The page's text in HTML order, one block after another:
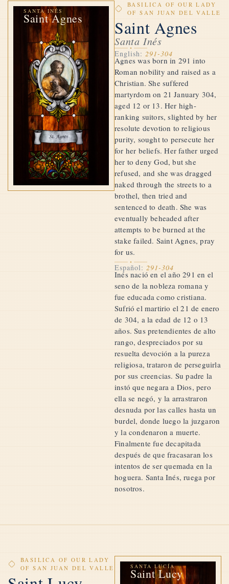
SANTA INÉS
Saint Agnes
BASILICA OF OUR LADY
OF SAN JUAN DEL VALLE
Saint Agnes
Santa Inés
English: 291-304
Agnes was born in 291 into
Roman nobility and raised as a
Christian. She suffered
martyrdom on 21 January 304,
aged 12 or 13. Her high-
ranking suitors, slighted by her
resolute devotion to religious
purity, sought to persecute her
for her beliefs. Her father urged
her to deny God, but she
refused, and she was dragged
naked through the streets to a
brothel, then tried and
sentenced to death. She was
eventually beheaded after
attempts to be burned at the
stake failed. Saint Agnes, pray
for us.
Español: 291-304
Inés nació en el año 291 en el
seno de la nobleza romana y
fue educada como cristiana.
Sufrió el martirio el 21 de enero
de 304, a la edad de 12 o 13
años. Sus pretendientes de alto
rango, despreciados por su
resuelta devoción a la pureza
religiosa, trataron de perseguirla
por sus creencias. Su padre la
instó que negara a Dios, pero
ella se negó, y la arrastraron
desnuda por las calles hasta un
burdel, donde luego la juzgaron
y la condenaron a muerte.
Finalmente fue decapitada
después de que fracasaran los
intentos de ser quemada en la
hoguera. Santa Inés, ruega por
nosotros.
BASILICA OF OUR LADY
OF SAN JUAN DEL VALLE
SANTA LUCÍA
Saint Lucy